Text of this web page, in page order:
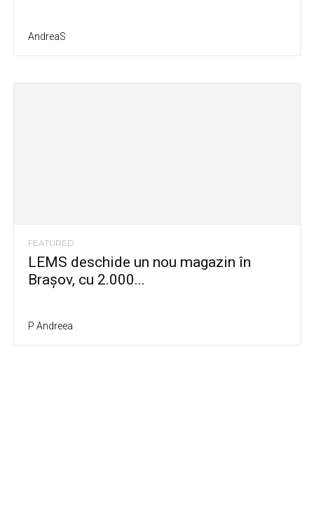
AndreaS
FEATURED
LEMS deschide un nou magazin în
Brașov, cu 2.000...
P Andreea